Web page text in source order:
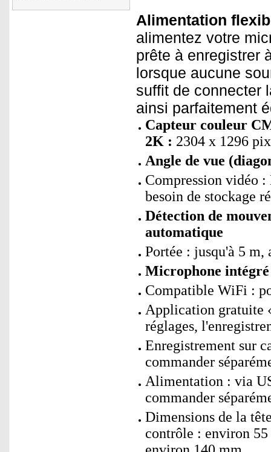
Alimentation
alimentez votre
prête à enregistrer
lorsque aucune
suffit de connecter
ainsi parfaitement
Capteur couleur
2K : 2304 x 1296
Angle de vue
Compression vidéo
besoin de stockage
Détection de
automatique
Portée : jusqu'à 5 m,
Microphone intégré
Compatible WiFi :
Application gratuite
réglages,
Enregistrement sur
commander
Alimentation : via
commander
Dimensions de la
contrôle : environ